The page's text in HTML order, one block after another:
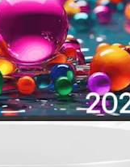
1,198,000₮
599,000₮
-